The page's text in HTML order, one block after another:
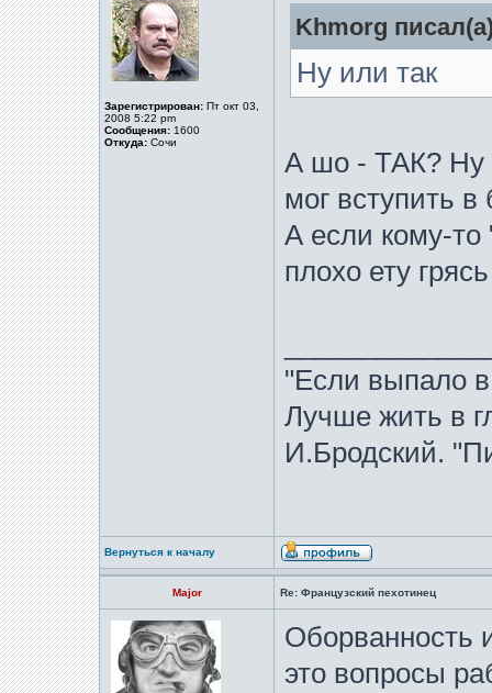
Зарегистрирован: Пт окт 03,
2008 5:22 pm
Сообщения: 1600
Откуда: Сочи
Khmorg
Ну или так
А шо - ТАК? Ну
мог вступить в
А если кому-то
плохо ету
"Если выпало
Лучше жить в
И.Бродский.
Вернуться к началу
Major Re: Французский пехотинец
Оборванность
это вопросы